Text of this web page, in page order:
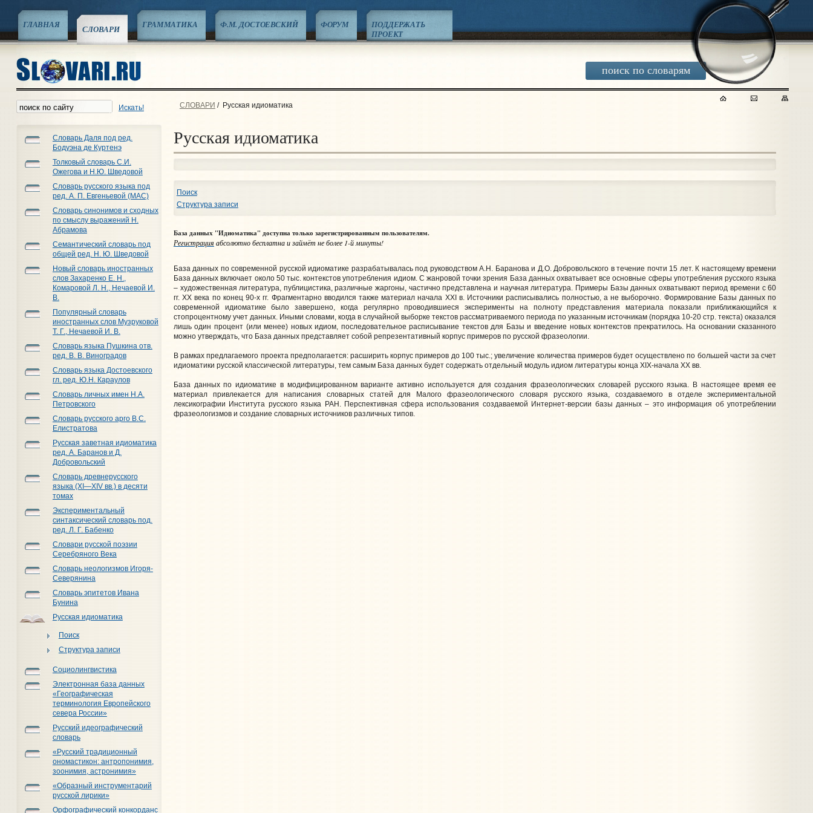
поиск по словарям
ГЛАВНАЯ СЛОВАРИ ГРАММАТИКА Ф.М. ДОСТОЕВСКИЙ ФОРУМ
ПОДДЕРЖАТЬ
ПРОЕКТ
Искать!
Словарь Даля под ред.
Бодуэна де Куртенэ
Толковый словарь С.И.
Ожегова и Н.Ю. Шведовой
Словарь русского языка под
ред. А. П. Евгеньевой (МАС)
Словарь синонимов и сходных
по смыслу выражений Н.
Абрамова
Семантический словарь под
общей ред. Н. Ю. Шведовой
Новый словарь иностранных
слов Захаренко Е. Н.,
Комаровой Л. Н., Нечаевой И.
В.
Популярный словарь
иностранных слов Музруковой
Т. Г., Нечаевой И. В.
Словарь языка Пушкина отв.
ред. В. В. Виноградов
Словарь языка Достоевского
гл. ред. Ю.Н. Караулов
Словарь личных имен Н.А.
Петровского
Словарь русского арго В.С.
Елистратова
Русская заветная идиоматика
ред. А. Баранов и Д.
Добровольский
Словарь древнерусского
языка (XI—XIV вв.) в десяти
томах
Экспериментальный
синтаксический словарь под.
ред. Л. Г. Бабенко
Словари русской поэзии
Серебряного Века
Словарь неологизмов Игоря-
Северянина
Словарь эпитетов Ивана
Бунина
Русская идиоматика
Поиск
Структура записи
Социолингвистика
Электронная база данных
«Географическая
терминология Европейского
севера России»
Русский идеографический
словарь
«Русский традиционный
ономастикон: антропонимия,
зоонимия, астронимия»
«Образный инструментарий
русской лирики»
Орфографический конкорданс
СЛОВАРИ / Русская идиоматика
Русская идиоматика
Поиск
Структура записи
База данных "Идиоматика" доступна только зарегистрированным пользователям.
Регистрация абсолютно бесплатна и займёт не более 1-й минуты!
База данных по современной русской идиоматике разрабатывалась под руководством А.Н. Баранова и Д.О. Добровольского в течение почти 15 лет. К настоящему времени
База данных включает около 50 тыс. контекстов употребления идиом. С жанровой точки зрения База данных охватывает все основные сферы употребления русского языка
– художественная литература, публицистика, различные жаргоны, частично представлена и научная литература. Примеры Базы данных охватывают период времени с 60
гг. XX века по конец 90-х гг. Фрагментарно вводился также материал начала XXI в. Источники расписывались полностью, а не выборочно. Формирование Базы данных по
современной идиоматике было завершено, когда регулярно проводившиеся эксперименты на полноту представления материала показали приближающийся к
стопроцентному учет данных. Иными словами, когда в случайной выборке текстов рассматриваемого периода по указанным источникам (порядка 10-20 стр. текста) оказался
лишь один процент (или менее) новых идиом, последовательное расписывание текстов для Базы и введение новых контекстов прекратилось. На основании сказанного
можно утверждать, что База данных представляет собой репрезентативный корпус примеров по русской фразеологии.
В рамках предлагаемого проекта предполагается: расширить корпус примеров до 100 тыс.; увеличение количества примеров будет осуществлено по большей части за счет
идиоматики русской классической литературы, тем самым База данных будет содержать отдельный модуль идиом литературы конца XIX-начала XX вв.
База данных по идиоматике в модифицированном варианте активно используется для создания фразеологических словарей русского языка. В настоящее время ее
материал привлекается для написания словарных статей для Малого фразеологического словаря русского языка, создаваемого в отделе экспериментальной
лексикографии Института русского языка РАН. Перспективная сфера использования создаваемой Интернет-версии базы данных – это информация об употреблении
фразеологизмов и создание словарных источников различных типов.